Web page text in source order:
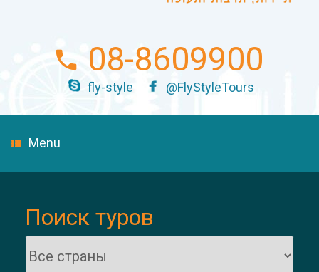
08-8609900
fly-style @FlyStyleTours
Menu
Поиск туров